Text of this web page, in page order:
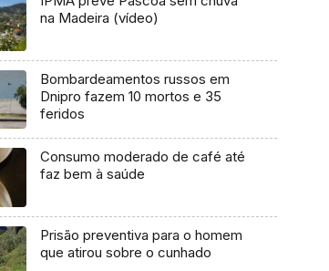
na Madeira (vídeo)
Bombardeamentos russos em
Dnipro fazem 10 mortos e 35
feridos
Consumo moderado de café até
faz bem à saúde
Prisão preventiva para o homem
que atirou sobre o cunhado